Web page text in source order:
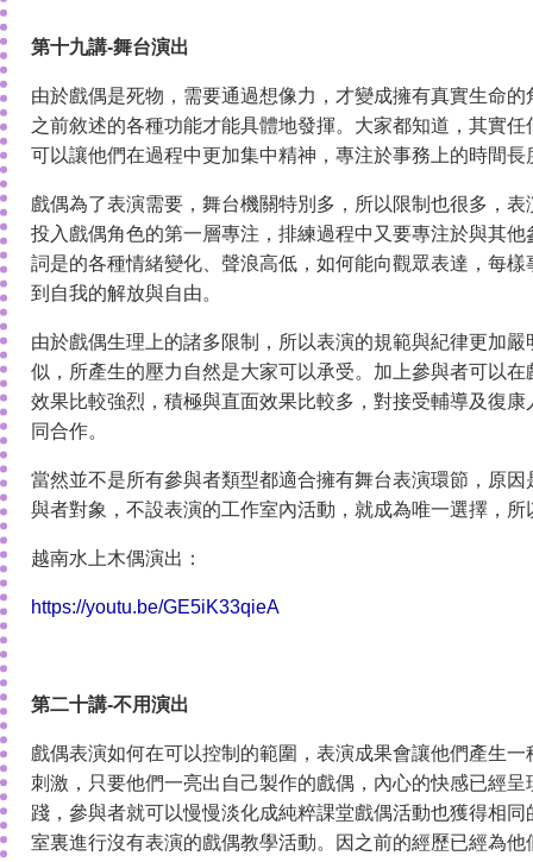
第十九講-舞台演出
由於戲偶是死物，需要通過想像力，才變成擁有真實生命
之前敘述的各種功能才能具體地發揮。大家都知道，其實
可以讓他們在過程中更加集中精神，專注於事務上的時間長
戲偶為了表演需要，舞台機關特別多，所以限制也很多，
投入戲偶角色的第一層專注，排練過程中又要專注於與其
詞是的各種情緒變化、聲浪高低，如何能向觀眾表達，每
到自我的解放與自由。
由於戲偶生理上的諸多限制，所以表演的規範與紀律更加
似，所產生的壓力自然是大家可以承受。加上參與者可以
效果比較強烈，積極與直面效果比較多，對接受輔導及復
同合作。
當然並不是所有參與者類型都適合擁有舞台表演環節，原
與者對象，不設表演的工作室內活動，就成為唯一選擇，
越南水上木偶演出：
https://youtu.be/GE5iK33qieA
第二十講-不用演出
戲偶表演如何在可以控制的範圍，表演成果會讓他們產生
刺激，只要他們一亮出自己製作的戲偶，內心的快感已經
踐，參與者就可以慢慢淡化成純粹課堂戲偶活動也獲得相
室裏進行沒有表演的戲偶教學活動。因之前的經歷已經為